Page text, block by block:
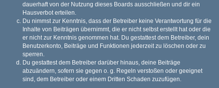
dauerhaft von der Nutzung dieses Boards ausschließen und dir ein
Hausverbot erteilen.
Du nimmst zur Kenntnis, dass der Betreiber keine Verantwortung für die
Inhalte von Beiträgen übernimmt, die er nicht selbst erstellt hat oder die
er nicht zur Kenntnis genommen hat. Du gestattest dem Betreiber, dein
Benutzerkonto, Beiträge und Funktionen jederzeit zu löschen oder zu
sperren.
Du gestattest dem Betreiber darüber hinaus, deine Beiträge
abzuändern, sofern sie gegen o. g. Regeln verstoßen oder geeignet
sind, dem Betreiber oder einem Dritten Schaden zuzufügen.